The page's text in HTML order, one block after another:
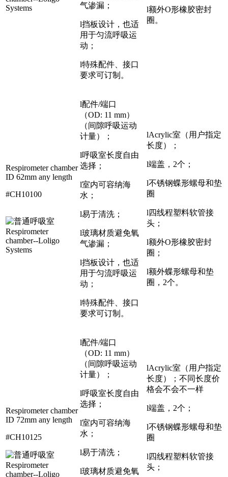
气渗漏；
l挡板设计，也适
用于匀流呼吸运
动；
l特殊配件、接口
要求可订制。
l额外O形橡胶密封
圈。
Respirometer chamber
ID 62mm any length
#CH10100
l配件/端口
（OD: 11 mm）
（间隙呼吸运动
计量）；
l呼吸室长度自由
选择；
l室内可容纳海
水；
l易于清洗；
l玻璃材质避免氧
气渗漏；
l挡板设计，也适
用于匀流呼吸运
动；
l特殊配件、接口
要求可订制。
lAcrylic室（用户指定
长度）；
l端盖，2个；
l不锈钢蝶形螺母和垫
圈
l四线程塑料软管接
头；
l额外O形橡胶密封
圈；
l额外蝶形螺母和垫
圈，2个。
Respirometer chamber
ID 72mm any length
#CH10125
l配件/端口
（OD: 11 mm）
（间隙呼吸运动
计量）；
l呼吸室长度自由
选择；
l室内可容纳海
水；
l易于清洗；
l玻璃材质避免氧
lAcrylic室（用户指定
长度）；不同长度价
格会不会不一样
l端盖，2个；
l不锈钢蝶形螺母和垫
圈
l四线程塑料软管接
头；